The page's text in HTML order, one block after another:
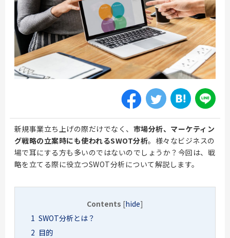
新規事業立ち上げの際だけでなく、 市場分析、マーケティン
グ戦略の立案時にも使われるSWOT分析。様々なビジネスの
場で耳にする方も多いのではないのでしょうか？今回は、戦
略を立てる際に役立つSWOT分析について解説します。
Contents [hide]
1 SWOT分析とは？
2 目的